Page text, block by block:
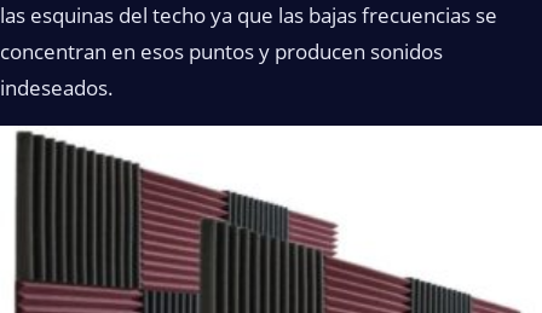
las esquinas del techo ya que las bajas frecuencias se
concentran en esos puntos y producen sonidos
indeseados.